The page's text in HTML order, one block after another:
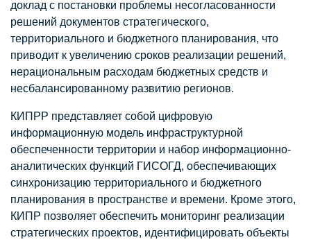
доклад с постановки проблемы несогласованности
решений документов стратегического,
территориального и бюджетного планирования, что
приводит к увеличению сроков реализации решений,
нерациональным расходам бюджетных средств и
несбалансированному развитию регионов.
КИПРР представляет собой цифровую
информационную модель инфраструктурной
обеспеченности территории и набор информационно-
аналитических функций ГИСОГД, обеспечивающих
синхронизацию территориального и бюджетного
планирования в пространстве и времени. Кроме этого,
КИПР позволяет обеспечить мониторинг реализации
стратегических проектов, идентифицировать объекты